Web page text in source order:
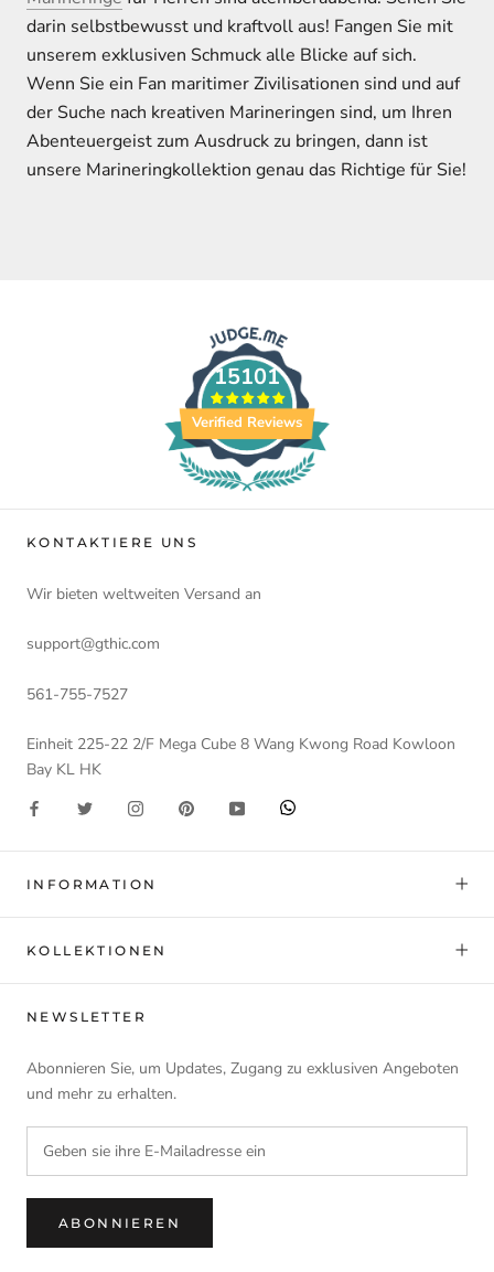
darin selbstbewusst und kraftvoll aus! Fangen Sie mit
unserem exklusiven Schmuck alle Blicke auf sich.
Wenn Sie ein Fan maritimer Zivilisationen sind und auf
der Suche nach kreativen Marineringen sind, um Ihren
Abenteuergeist zum Ausdruck zu bringen, dann ist
unsere Marineringkollektion genau das Richtige für Sie!
15101
Verified Reviews
KONTAKTIERE UNS
Wir bieten weltweiten Versand an
support@gthic.com
561-755-7527
Einheit 225-22 2/F Mega Cube 8 Wang Kwong Road Kowloon
Bay KL HK
INFORMATION
KOLLEKTIONEN
NEWSLETTER
Abonnieren Sie, um Updates, Zugang zu exklusiven Angeboten
und mehr zu erhalten.
ABONNIEREN